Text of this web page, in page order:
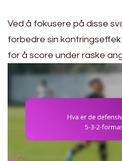
Ved å fokusere på disse
forbedre sin
for å score under raske